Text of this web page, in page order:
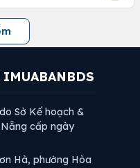
Sở Kế hoạch &
cấp ngày
Hà, phường Hòa